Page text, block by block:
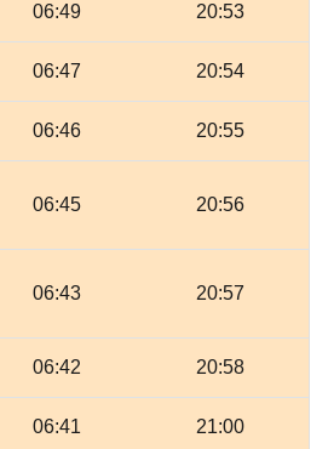
06:49 20:53
06:47 20:54
06:46 20:55
06:45 20:56
06:43 20:57
06:42 20:58
06:41 21:00